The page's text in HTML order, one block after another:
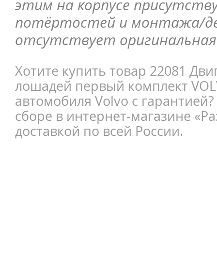
этим на корпусе
потёртостей и монтажа/
отсутствует оригинальная
Хотите купить товар 22081
лошадей первый комплект
автомобиля Volvo с
сборе в интернет-магазине
доставкой по всей России.